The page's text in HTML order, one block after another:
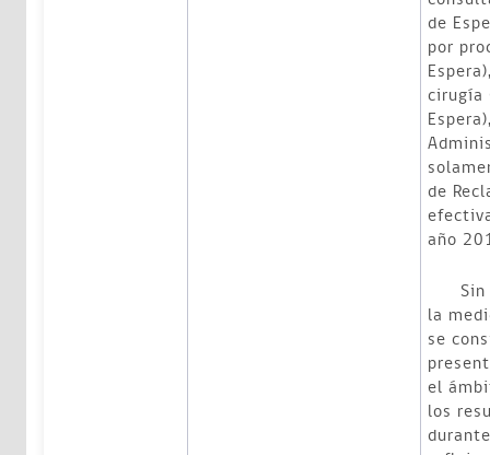
de
por
cirugía
de
año
Sin
la
se
el
los